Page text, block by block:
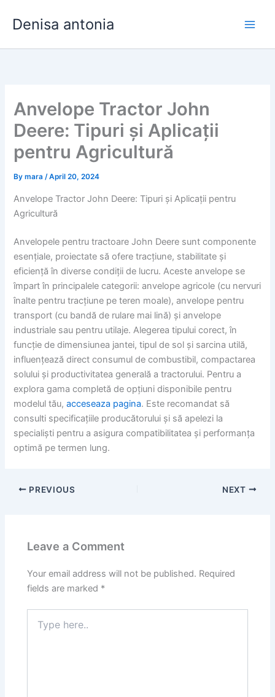
Denisa antonia
Anvelope Tractor John
Deere: Tipuri și Aplicații
pentru Agricultură
Bymara/April 20, 2024
Anvelope Tractor John Deere: Tipuri și Aplicații pentru
Agricultură
Anvelopele pentru tractoare John Deere sunt componente
esențiale, proiectate să ofere tracțiune, stabilitate și
eficiență în diverse condiții de lucru. Aceste anvelope se
împart în principalele categorii: anvelope agricole (cu nervuri
înalte pentru tracțiune pe teren moale), anvelope pentru
transport (cu bandă de rulare mai lină) și anvelope
industriale sau pentru utilaje. Alegerea tipului corect, în
funcție de dimensiunea jantei, tipul de sol și sarcina utilă,
influențează direct consumul de combustibil, compactarea
solului și productivitatea generală a tractorului. Pentru a
explora gama completă de opțiuni disponibile pentru
modelul tău,acceseaza pagina. Este recomandat să
consulti specificațiile producătorului și să apelezi la
specialiști pentru a asigura compatibilitatea și performanța
optimă pe termen lung.
PREVIOUS NEXT
Leave a Comment
Your email address will not be published. Required
fields are marked *
here..